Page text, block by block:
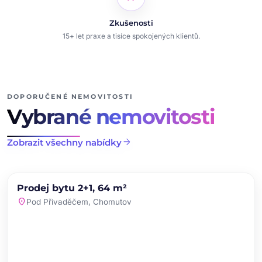
Zkušenosti
15+ let praxe a tisíce spokojených klientů.
DOPORUČENÉ NEMOVITOSTI
Vybrané nemovitosti
Zobrazit všechny nabídkyarrow_forward
PRODEJ NOVINKA
Prodej bytu 2+1, 64 m²
location_onPod Přivaděčem, Chomutov